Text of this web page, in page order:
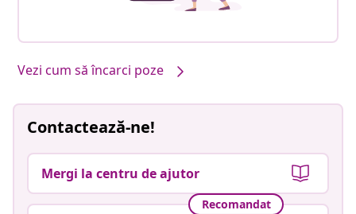
Vezi cum să încarci poze
Contactează-ne!
Mergi la centru de ajutor
Recomandat